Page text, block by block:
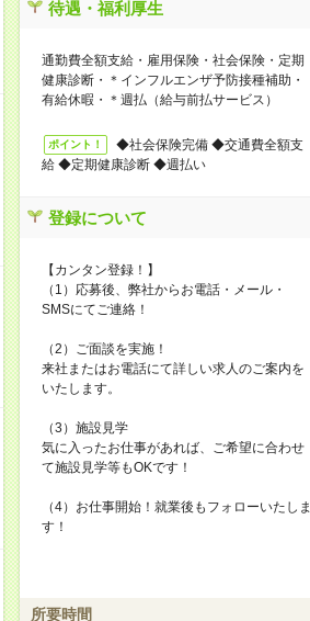
待遇・福利厚生
通勤費全額支給・雇用保険・社会保険・定期
健康診断・＊インフルエンザ予防接種補助・
有給休暇・＊週払（給与前払サービス）
ポイント！
◆社会保険完備 ◆交通費全額支
給 ◆定期健康診断 ◆週払い
登録について
【カンタン登録！】
（1）応募後、弊社からお電話・メール・
SMSにてご連絡！
（2）ご面談を実施！
来社またはお電話にて詳しい求人のご案内を
いたします。
（3）施設見学
気に入ったお仕事があれば、ご希望に合わせ
て施設見学等もOKです！
（4）お仕事開始！就業後もフォローいたしま
す！
所要時間